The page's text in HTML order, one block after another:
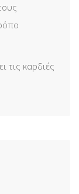
τις καρδιές